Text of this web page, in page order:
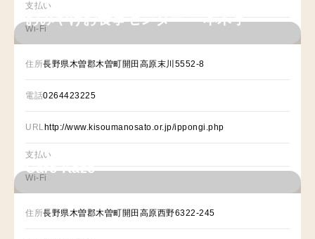
支払い
Wi-Fi
おみやげお食事センター 一本木亭
住所長野県木曽郡木曽町開田高原末川5552-8
電話0264423225
URLhttp://www.kisoumanosato.or.jp/ippongi.php
支払い
Wi-Fi
Café Kaze
住所長野県木曽郡木曽町開田高原西野6322-245